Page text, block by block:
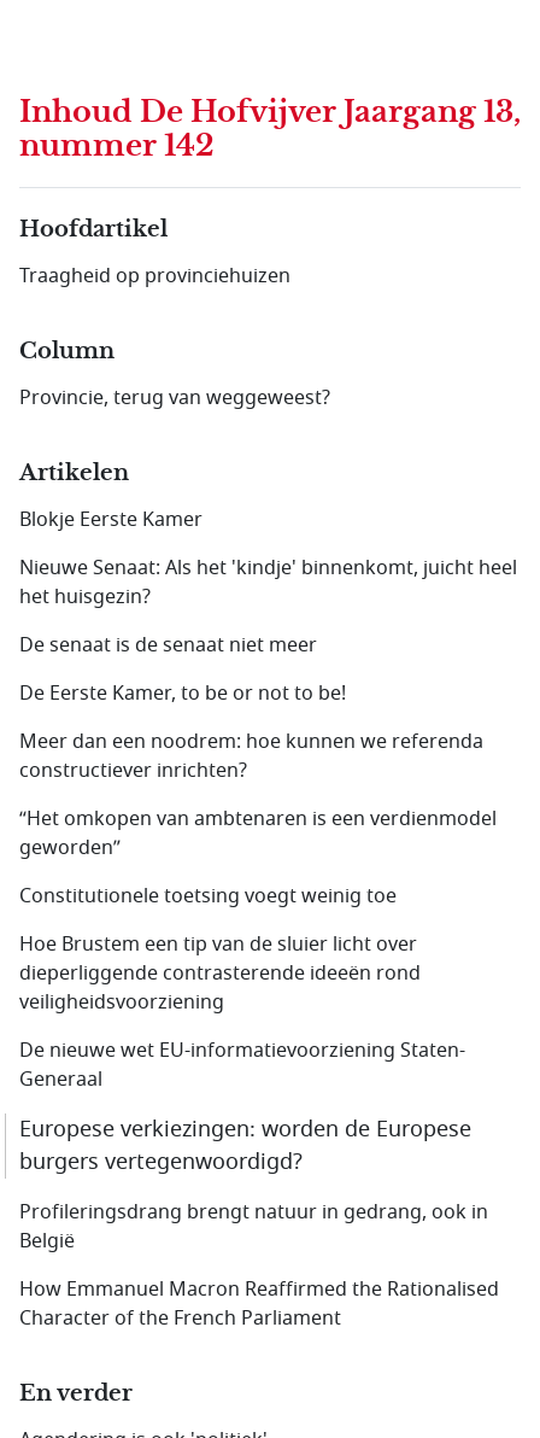
Inhoud De Hofvijver Jaargang 13,
nummer 142
Hoofdartikel
Traagheid op provinciehuizen
Column
Provincie, terug van weggeweest?
Artikelen
Blokje Eerste Kamer
Nieuwe Senaat: Als het 'kindje' binnenkomt, juicht heel
het huisgezin?
De senaat is de senaat niet meer
De Eerste Kamer, to be or not to be!
Meer dan een noodrem: hoe kunnen we referenda
constructiever inrichten?
“Het omkopen van ambtenaren is een verdienmodel
geworden”
Constitutionele toetsing voegt weinig toe
Hoe Brustem een tip van de sluier licht over
dieperliggende contrasterende ideeën rond
veiligheidsvoorziening
De nieuwe wet EU-informatievoorziening Staten-
Generaal
Europese verkiezingen: worden de Europese
burgers vertegenwoordigd?
Profileringsdrang brengt natuur in gedrang, ook in
België
How Emmanuel Macron Reaffirmed the Rationalised
Character of the French Parliament
En verder